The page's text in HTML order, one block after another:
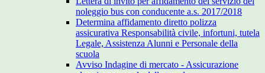
noleggio bus con conducente a.s. 2017/2018
Determina affidamento diretto polizza
assicurativa Responsabilità civile, infortuni, tutela
Legale, Assistenza Alunni e Personale della
scuola
Avviso Indagine di mercato - Assicurazione